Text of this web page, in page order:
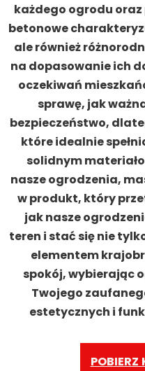
każdego ogrodu oraz
betonowe
ale również
na dopasowanie ich
oczekiwań
sprawę, jak
bezpieczeństwo,
które idealnie
solidnym
nasze ogrodzenia,
w produkt, który
jak nasze
teren i stać się nie
elementem
spokój, wybierając
Twojego
estetycznych i
POBIERZ